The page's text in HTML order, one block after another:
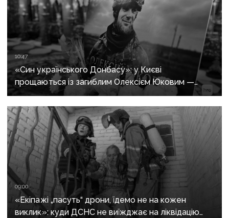
10:47
«Син українського Донбасу»: у Києві
прощаються із загиблим Олексієм Юковим —
пошуковцем загону «Плацдарм»
09:00
«Екіпажі „пасуть“ дрони, їдемо не на кожен
виклик»: куди ДСНС не виїжджає на ліквідацію